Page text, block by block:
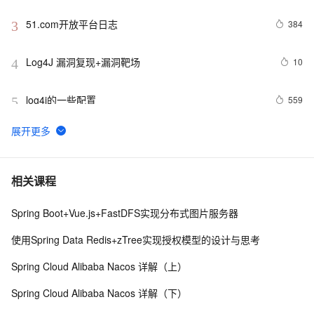
3 51.com开放平台日志 384
4 Log4J 漏洞复现+漏洞靶场 10
5 log4j的一些配置 559
6 图解MySQL【日志】——Redo Log
7 SLS新版告警入门-旧版告警升级
8 Artifact SSMTest:war exploded: Error during artifact
理上个月的日志实例演示
10Windows Phone 实用开发技巧（24）：上传日志
相关课程
Spring Boot+Vue.js+FastDFS实现分布式图片服务器
使用Spring Data Redis+zTree实现授权模型的设计与思考
Spring Cloud Alibaba Nacos 详解（上）
Spring Cloud Alibaba Nacos 详解（下）